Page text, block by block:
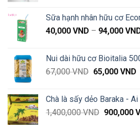
Sữa hạnh nhân hữu cơ
40,000 VND – 94,000
Nui dài hữu cơ Bioitalia
67,000VND Giá
67,000 VND.
65,000 VND
Chà là sấy dẻo Baraka -
1,400,000VND Giá
900,000